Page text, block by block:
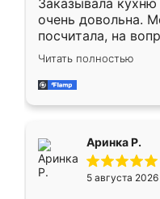
Заказывала кухню
очень довольна.
посчитала, на
Замерщик
делу со всей
за день, ребята
Читать полностью
Аринка Р.
5 августа 2026